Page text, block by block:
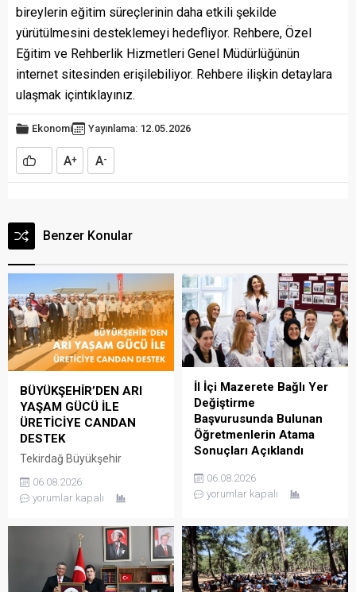
bireylerin eğitim süreçlerinin daha etkili şekilde
yürütülmesini desteklemeyi hedefliyor. Rehbere, Özel
Eğitim ve Rehberlik Hizmetleri Genel Müdürlüğünün
internet sitesinden erişilebiliyor. Rehbere ilişkin detaylara
ulaşmak içintıklayınız.
Ekonomi Yayınlama: 12.05.2026
A+ A-
Benzer Konular
BÜYÜKŞEHİR’DEN ARI
YAŞAM GÜCÜ İLE
ÜRETİCİYE CANDAN
DESTEK
Tekirdağ Büyükşehir
desteklemek ve arıcılık
faaliyetlerinin
sağlamak amacıyla
yürüttüğü Arı Yaşam Gücü
Projesi kapsamında, il
genelindeki 780 arı
06.08.2026
yorumlar kapalı
İl İçi Mazerete Bağlı Yer
Değiştirme
Başvurusunda Bulunan
Öğretmenlerin Atama
Sonuçları Açıklandı
10:21Yayın : 06.08.2026
10:19 Millî Eğitim Bakanlığı
öğretmenlerin aile birliği,
sağlık, can güvenliği,
engellilik durumu ve diğer
nedenlere bağlı mazereti
06.08.2026
yorumlar kapalı